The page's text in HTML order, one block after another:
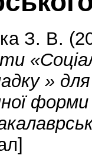
З. В.
»